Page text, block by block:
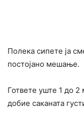
Полека сипете ја
постојано мешање.
Гответе уште 1 до 2
добие саканата